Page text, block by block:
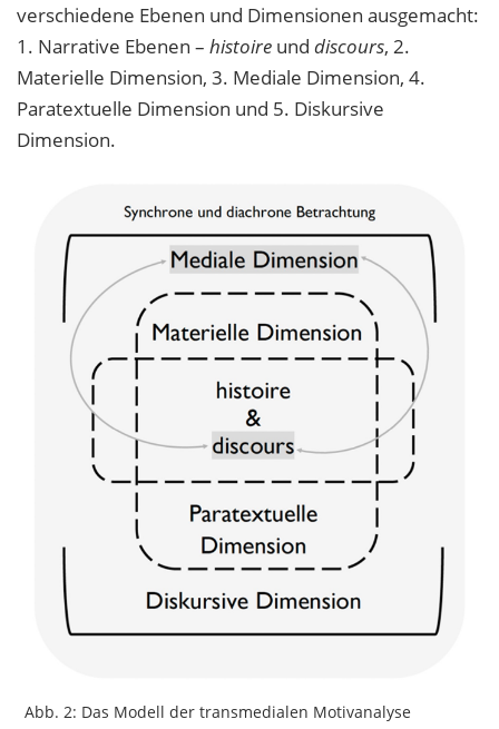
verschiedene Ebenen und Dimensionen ausgemacht:
1. Narrative Ebenen – histoire und discours, 2.
Materielle Dimension, 3. Mediale Dimension, 4.
Paratextuelle Dimension und 5. Diskursive
Dimension.
Abb. 2: Das Modell der transmedialen Motivanalyse